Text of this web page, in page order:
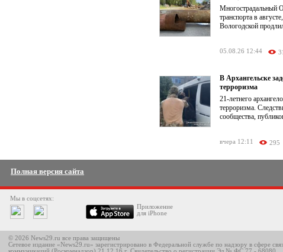
Многострадальный
транспорта в
Вологодской
05.08.26 12:44
В Архангельске
терроризма
21-летнего
терроризма.
сообщества,
вчера 12:11 295
Полная версия сайта
Мы в соцсетях:
Приложение
для iPhone
© 2026 News29.ru все права защищены
Сетевое издание «News29.ru» зарегистрировано в Федеральной службе по надзору в сфере